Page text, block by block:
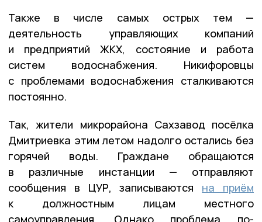
Также в числе самых острых тем —
деятельность управляющих компаний
и предприятий ЖКХ, состояние и работа
систем водоснабжения. Никифоровцы
с проблемами водоснабжения сталкиваются
постоянно.
Так, жители микрорайона Сахзавод посёлка
Дмитриевка этим летом надолго остались без
горячей воды. Граждане обращаются
в различные инстанции — отправляют
сообщения в ЦУР, записываются на приём
к должностным лицам местного